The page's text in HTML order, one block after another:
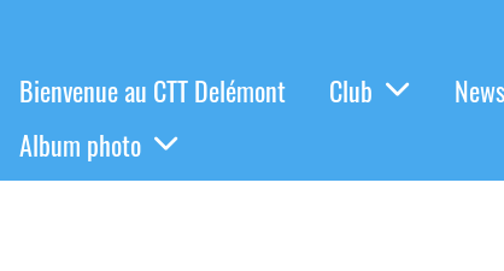
Bienvenue au CTT Delémont Club News
Album photo